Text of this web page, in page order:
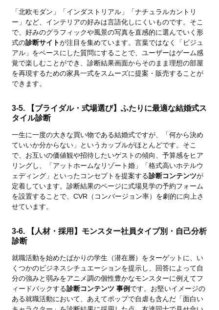
「北欧モダン」「インダストリアル」「ナチュラルカントリ
ー」など、インテリアの好みは言語化しにくいものです。そこ
で、好みのグラフィックや風景の写真を直感的に選んでいく形
式の診断サイトが注目を集めています。言葉ではなく「ビジュ
アル」をベースにした質問にすることで、ユーザーはゲーム感
覚で楽しむことができ、診断結果画面からそのまま理想の部屋
を再現するための家具一式をスムーズに提案・販売することが
できます。
3-5. 【ブライダル・式場選び】ふたりに最適な結婚式ス
タイル診断
一生に一度の大きな買い物である結婚式ですが、「何から決め
ていいか分からない」というカップルがほとんどです。そこ
で、お互いの価値観や招待したいゲストの傾向、予算感をヒア
リングし、「アットホームなリゾート婚」「格式高いホテルウ
ェディング」といったコンセプトを提案する診断コンテンツが
定着しています。診断結果のページに式場見学の予約フォーム
を設置することで、CVR（コンバージョン率）を劇的に向上さ
せています。
3-6. 【人材・採用】モンスター社員タイプ別・自己分析
診断
就職活動を始めたばかりの学生（潜在層）をターゲットに、い
くつかのビジネスシチュエーションを提示し、回答によって自
分の強みと弱みをアニメ調の個性豊かなモンスターに例えてフ
ィードバックする診断コンテンツ 事例です。お堅いイメージの
ある就職活動において、あえてポップで自虐も含んだ「面白い